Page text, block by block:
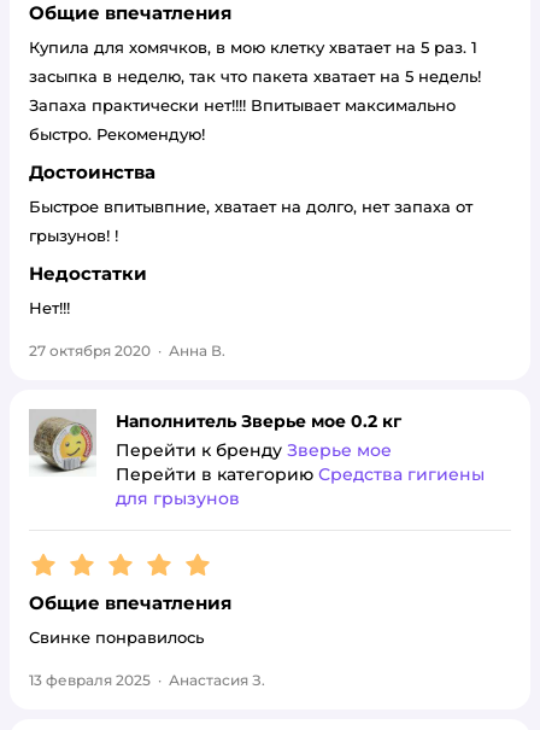
Общие впечатления
Купила для хомячков, в мою клетку хватает на 5 раз. 1
засыпка в неделю, так что пакета хватает на 5 недель!
Запаха практически нет!!!! Впитывает максимально
быстро. Рекомендую!
Достоинства
Быстрое впитывпние, хватает на долго, нет запаха от
грызунов! !
Недостатки
Нет!!!
27 октября 2020 · Анна В.
Наполнитель Зверье мое 0.2 кг
Перейти к бренду Зверье мое
Перейти в категорию Средства гигиены
для грызунов
Рейтинг:5
Общие впечатления
Свинке понравилось
13 февраля 2025 · Анастасия З.